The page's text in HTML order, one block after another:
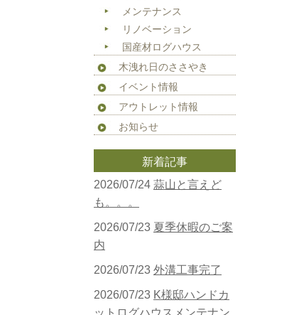
メンテナンス
リノベーション
国産材ログハウス
木洩れ日のささやき
イベント情報
アウトレット情報
お知らせ
新着記事
2026/07/24 蒜山と言えど
も。。。
2026/07/23 夏季休暇のご案
内
2026/07/23 外溝工事完了
2026/07/23 K様邸ハンドカ
ットログハウスメンテナン